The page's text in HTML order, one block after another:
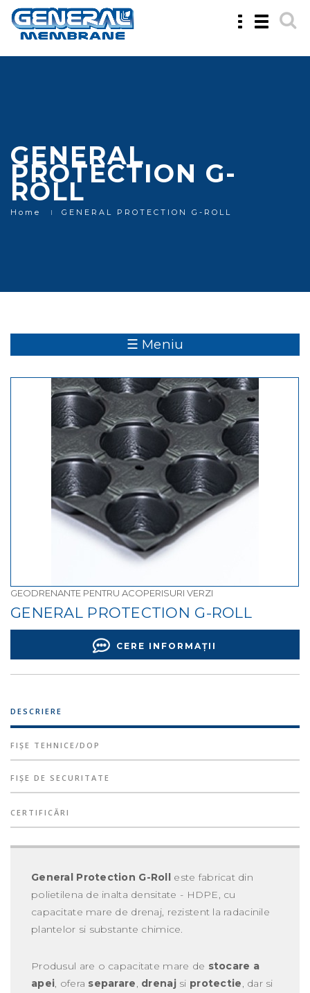
ToggleToggle
GENERAL
PROTECTION G-
ROLL
Home GENERAL PROTECTION G-ROLL
☰ Meniu
GEODRENANTE PENTRU ACOPERISURI VERZI
GENERAL PROTECTION G-ROLL
CERE INFORMAȚII
DESCRIERE
FIȘE TEHNICE/DOP
FIȘE DE SECURITATE
CERTIFICĂRI
General Protection G-Roll este fabricat din
polietilena de inalta densitate - HDPE, cu
capacitate mare de drenaj, rezistent la radacinile
plantelor si substante chimice.
Produsul are o capacitate mare de stocare a
apei, ofera separare, drenajsi protectie, dar si